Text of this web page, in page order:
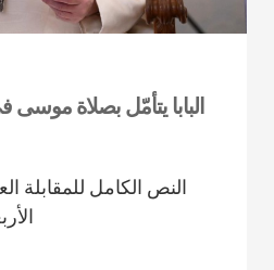
البابا يتأمّل بصلاة موسى
النص الكامل للمقابلة
الأربعاء 17